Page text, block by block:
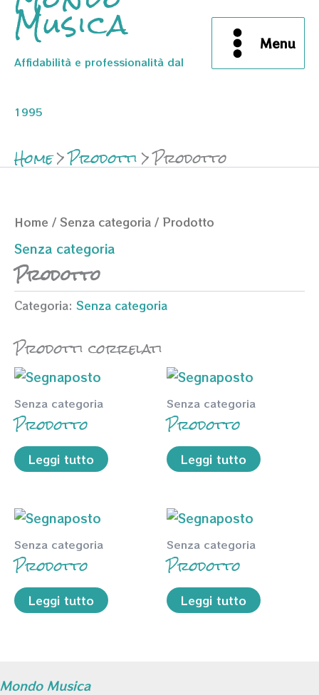
Musica
Affidabilità e professionalità dal
1995
Menu
Home Prodotti Prodotto
Home / Senza categoria / Prodotto
Senza categoria
Prodotto
Categoria: Senza categoria
Prodotti correlati
Senza categoria
Prodotto
Leggi tutto
Senza categoria
Prodotto
Leggi tutto
Senza categoria
Prodotto
Leggi tutto
Senza categoria
Prodotto
Leggi tutto
Mondo Musica